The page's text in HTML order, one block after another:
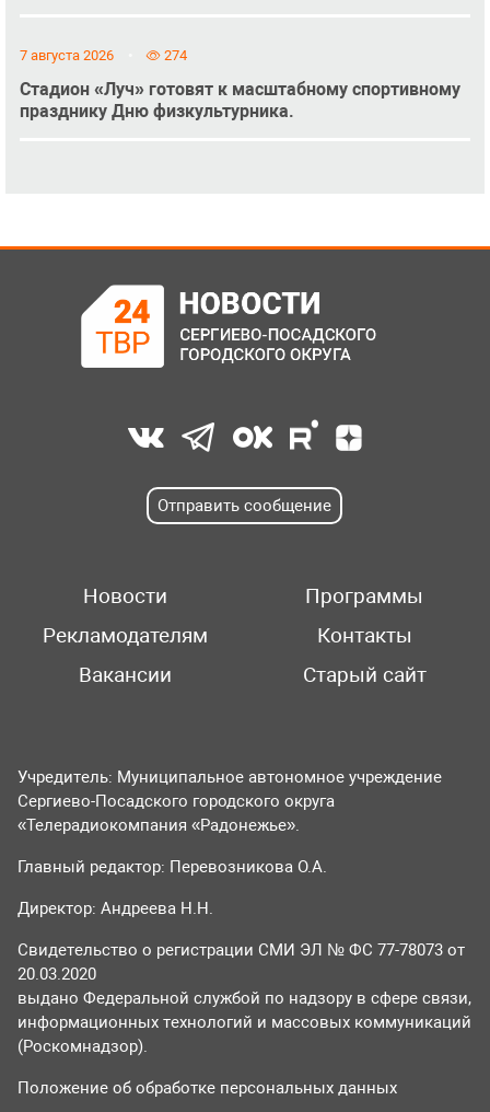
7 августа 2026 274
Стадион «Луч» готовят к масштабному спортивному
празднику Дню физкультурника.
Отправить сообщение
Новости
Программы
Рекламодателям
Контакты
Вакансии
Старый сайт
Учредитель: Муниципальное автономное учреждение
Сергиево-Посадского городского округа
«Телерадиокомпания «Радонежье».
Главный редактор: Перевозникова О.А.
Директор: Андреева Н.Н.
Свидетельство о регистрации СМИ ЭЛ № ФС 77-78073 от
20.03.2020
выдано Федеральной службой по надзору в сфере связи,
информационных технологий и массовых коммуникаций
(Роскомнадзор).
Положение об обработке персональных данных